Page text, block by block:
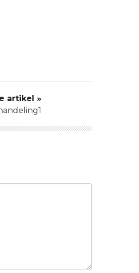
artikel »